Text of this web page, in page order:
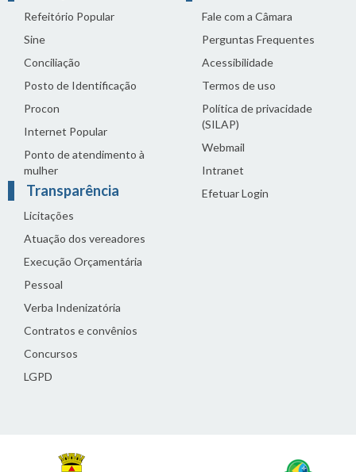
Refeitório Popular
Sine
Conciliação
Posto de Identificação
Procon
Internet Popular
Ponto de atendimento à
mulher
Transparência
Licitações
Atuação dos vereadores
Execução Orçamentária
Pessoal
Verba Indenizatória
Contratos e convênios
Concursos
LGPD
Fale com a Câmara
Perguntas Frequentes
Acessibilidade
Termos de uso
Política de privacidade
(SILAP)
Webmail
Intranet
Efetuar Login